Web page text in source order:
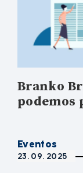
Branko
podemos
Eventos
23. 09. 2025